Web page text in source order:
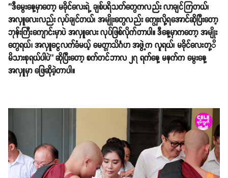
‘’ဒီမွေးနေ့မှာတော့ မခိုင်လေးရဲ့ ချစ်ပရိသတ်တွေကလည်း လာချင်ကြတယ်၊
အလှူလေးလည်း လုပ်ချင်တယ်၊ အမျိုးတွေလည်း ကျွေးလို့ရအောင်ဆိုပြီးတော့
ဘုန်းကြီးကျောင်းမှာပဲ အလှူလေး လုပ်ဖြစ်လိုက်တာပါ။ ဒီနေ့မှာကတော့ အမျိုး
တွေရယ်၊ အလှူငွေလက်ခံမယ့် မေတ္တာသိင်္ဂဟ အဖွဲ့က လူရယ်၊ မခိုင်လေးတု့ိ
မိသားစုရယ်ပါပဲ’’ ဆိုပြီးတော့ စက်တင်ဘာလ ၂၇ ရက်နေ့ မနက်က မွေးနေ့
အလှူမှာ ဖြေဆိုခဲ့တာပါ။